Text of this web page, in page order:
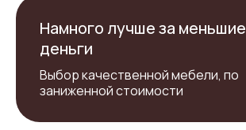
Намного лучше за меньшие
деньги
Выбор качественной мебели, по
заниженной стоимости